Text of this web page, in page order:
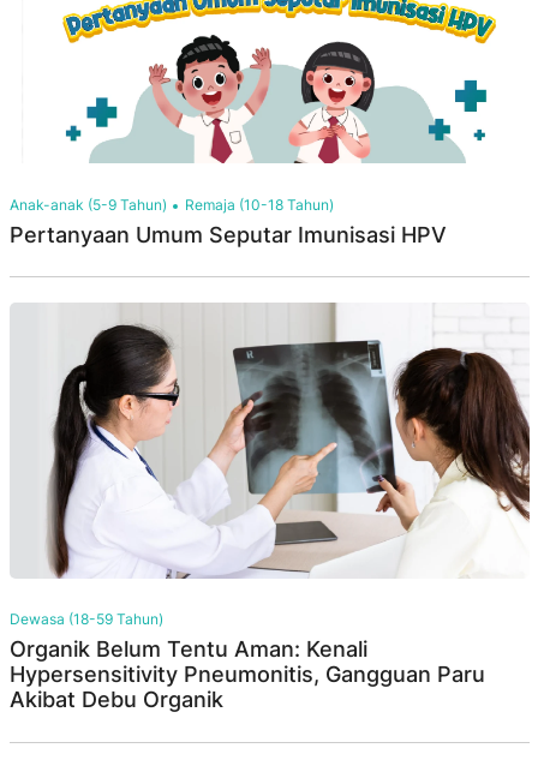
Anak-anak (5-9 Tahun) Remaja (10-18 Tahun)
Pertanyaan Umum Seputar Imunisasi HPV
Dewasa (18-59 Tahun)
Organik Belum Tentu Aman: Kenali
Hypersensitivity Pneumonitis, Gangguan Paru
Akibat Debu Organik